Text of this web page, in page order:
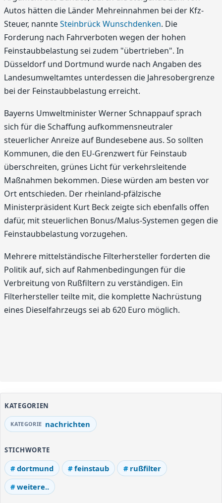
Autos hätten die Länder Mehreinnahmen bei der Kfz-
Steuer, nannteSteinbrück Wunschdenken. Die
Forderung nach Fahrverboten wegen der hohen
Feinstaubbelastung sei zudem "übertrieben". In
Düsseldorf und Dortmund wurde nach Angaben des
Landesumweltamtes unterdessen die Jahresobergrenze
bei der Feinstaubbelastung erreicht.
Bayerns Umweltminister Werner Schnappauf sprach
sich für die Schaffung aufkommensneutraler
steuerlicher Anreize auf Bundesebene aus. So sollten
Kommunen, die den EU-Grenzwert für Feinstaub
überschreiten, grünes Licht für verkehrsleitende
Maßnahmen bekommen. Diese würden am besten vor
Ort entschieden. Der rheinland-pfälzische
Ministerpräsident Kurt Beck zeigte sich ebenfalls offen
dafür, mit steuerlichen Bonus/Malus-Systemen gegen die
Feinstaubbelastung vorzugehen.
Mehrere mittelständische Filterhersteller forderten die
Politik auf, sich auf Rahmenbedingungen für die
Verbreitung von Rußfiltern zu verständigen. Ein
Filterhersteller teilte mit, die komplette Nachrüstung
eines Dieselfahrzeugs sei ab 620 Euro möglich.
KATEGORIEN
nachrichten
STICHWORTE
dortmund feinstaub
rußfilter
weitere..